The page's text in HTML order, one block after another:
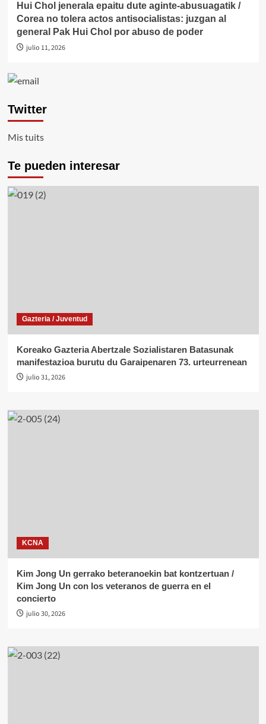
Hui Chol jenerala epaitu dute aginte-abusuagatik /
Corea no tolera actos antisocialistas: juzgan al
general Pak Hui Chol por abuso de poder
julio 11, 2026
Twitter
Mis tuits
Te pueden interesar
Gazteria / Juventud
Koreako Gazteria Abertzale Sozialistaren Batasunak
manifestazioa burutu du Garaipenaren 73. urteurrenean
julio 31, 2026
KCNA
Kim Jong Un gerrako beteranoekin bat kontzertuan /
Kim Jong Un con los veteranos de guerra en el
concierto
julio 30, 2026